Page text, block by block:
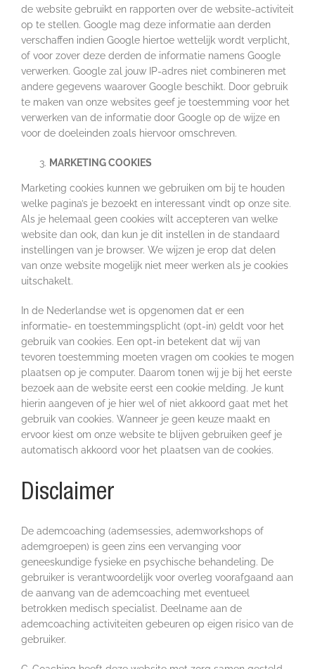
de website gebruikt en rapporten over de website-activiteit
op te stellen. Google mag deze informatie aan derden
verschaffen indien Google hiertoe wettelijk wordt verplicht,
of voor zover deze derden de informatie namens Google
verwerken. Google zal jouw IP-adres niet combineren met
andere gegevens waarover Google beschikt. Door gebruik
te maken van onze websites geef je toestemming voor het
verwerken van de informatie door Google op de wijze en
voor de doeleinden zoals hiervoor omschreven.
MARKETING COOKIES
Marketing cookies kunnen we gebruiken om bij te houden
welke pagina’s je bezoekt en interessant vindt op onze site.
Als je helemaal geen cookies wilt accepteren van welke
website dan ook, dan kun je dit instellen in de standaard
instellingen van je browser. We wijzen je erop dat delen
van onze website mogelijk niet meer werken als je cookies
uitschakelt.
In de Nederlandse wet is opgenomen dat er een
informatie- en toestemmingsplicht (opt-in) geldt voor het
gebruik van cookies. Een opt-in betekent dat wij van
tevoren toestemming moeten vragen om cookies te mogen
plaatsen op je computer. Daarom tonen wij je bij het eerste
bezoek aan de website eerst een cookie melding. Je kunt
hierin aangeven of je hier wel of niet akkoord gaat met het
gebruik van cookies. Wanneer je geen keuze maakt en
ervoor kiest om onze website te blijven gebruiken geef je
automatisch akkoord voor het plaatsen van de cookies.
Disclaimer
De ademcoaching (ademsessies, ademworkshops of
ademgroepen) is geen zins een vervanging voor
geneeskundige fysieke en psychische behandeling. De
gebruiker is verantwoordelijk voor overleg voorafgaand aan
de aanvang van de ademcoaching met eventueel
betrokken medisch specialist. Deelname aan de
ademcoaching activiteiten gebeuren op eigen risico van de
gebruiker.